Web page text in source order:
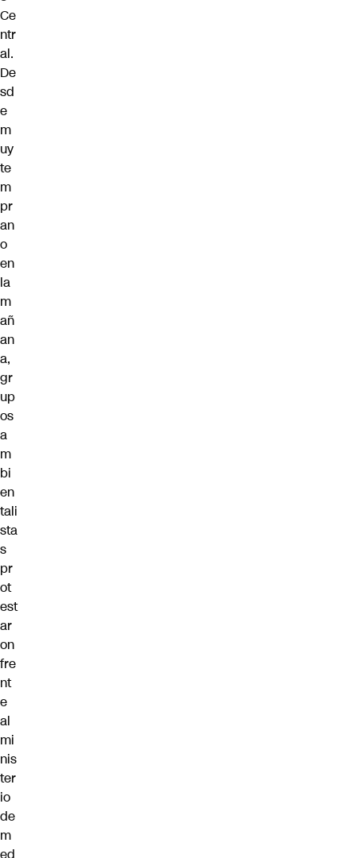
Ce
ntr
al.
De
sd
e
m
uy
te
m
pr
an
o
en
la
m
añ
an
a,
gr
up
os
a
m
bi
en
tali
sta
s
pr
ot
est
ar
on
fre
nt
e
al
mi
nis
ter
io
de
m